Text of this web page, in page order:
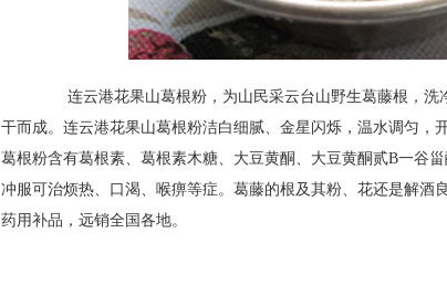
连云港花果山葛根粉，为山民采云台山野生葛藤根，洗
干而成。连云港花果山葛根粉洁白细腻、金星闪烁，温水调匀，
葛根粉含有葛根素、葛根素木糖、大豆黄酮、大豆黄酮贰B一谷
冲服可治烦热、口渴、喉痹等症。葛藤的根及其粉、花还是解酒
药用补品，远销全国各地。